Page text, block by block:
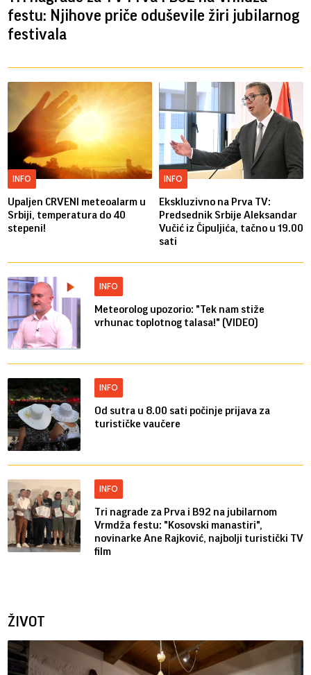
festu: Njihove priče oduševile žiri jubilarnog
festivala
INFO
Upaljen CRVENI meteoalarm u
Srbiji, temperatura do 40
stepeni!
INFO
Ekskluzivno na Prva TV:
Predsednik Srbije Aleksandar
Vučić iz Čipuljića, tačno u 19.00
sati
INFO
Meteorolog upozorio: "Tek nam stiže
vrhunac toplotnog talasa!" (VIDEO)
INFO
Od sutra u 8.00 sati počinje prijava za
turističke vaučere
INFO
Tri nagrade za Prva i B92 na jubilarnom
Vrmdža festu: "Kosovski manastiri",
novinarke Ane Rajković, najbolji turistički TV
film
ŽIVOT